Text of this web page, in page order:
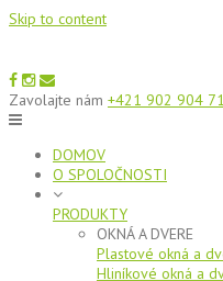
Skip to content
Zavolajte nám +421 902 904
DOMOV
O SPOLOČNOSTI
PRODUKTY
OKNÁ A DVERE
Plastové okná a
Hliníkové okná a